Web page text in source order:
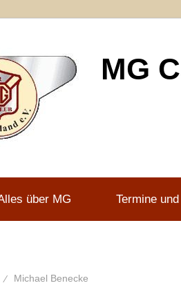
MG
über MG Termine
Michael Benecke